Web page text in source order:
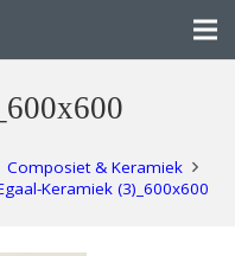
Composiet & Keramiek
Keramiek (3)_600x600